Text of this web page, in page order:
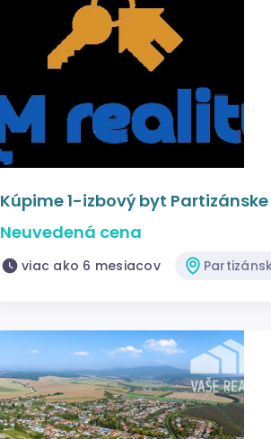
Kúpime 1-izbový byt Partizánske
Neuvedená cena
viac ako 6 mesiacov